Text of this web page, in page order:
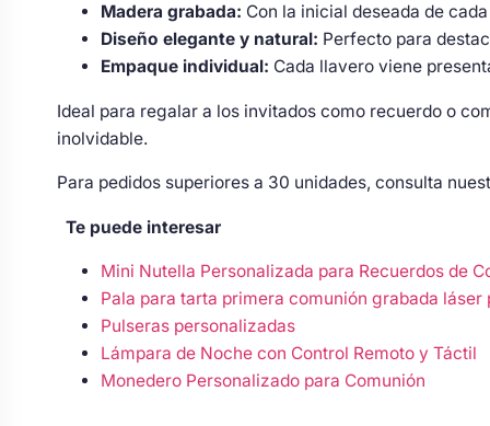
Madera grabada: Con la inicial deseada de
Diseño elegante y natural: Perfecto para
Empaque individual: Cada llavero viene
Ideal para regalar a los invitados como recuerdo o
inolvidable.
Para pedidos superiores a 30 unidades, consulta
Te puede interesar
Mini Nutella Personalizada para Recuerdos de
Pala para tarta primera comunión grabada láser
Pulseras personalizadas
Lámpara de Noche con Control Remoto y Táctil
Monedero Personalizado para Comunión